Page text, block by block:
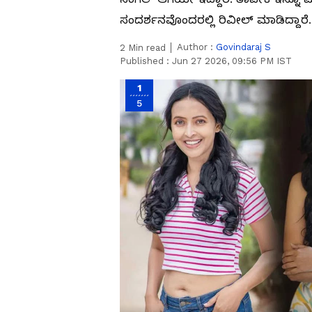
ಸಂದರ್ಶನವೊಂದರಲ್ಲಿ ರಿವೀಲ್ ಮಾಡಿದ್ದಾರೆ.
2 Min read Author : Govindaraj S
Published : Jun 27 2026, 09:56 PM IST
1
5